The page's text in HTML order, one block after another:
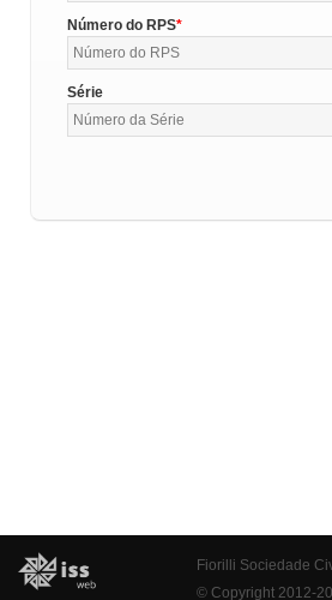
Número do RPS
Série
Fiorilli Sociedade
© Copyright 2012-